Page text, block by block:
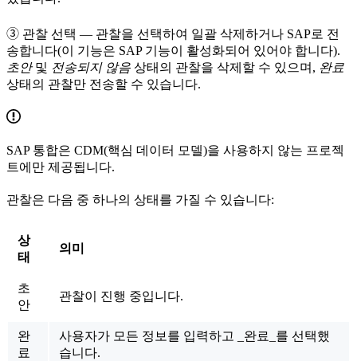
➂ 관찰 선택 — 관찰을 선택하여 일괄 삭제하거나 SAP로 전
송합니다(이 기능은 SAP 기능이 활성화되어 있어야 합니다).
초안및 전송되지 않음 상태의 관찰을 삭제할 수 있으며, 완료
상태의 관찰만 전송할 수 있습니다.
SAP 통합은 CDM(핵심 데이터 모델)을 사용하지 않는 프로젝
트에만 제공됩니다.
관찰은 다음 중 하나의 상태를 가질 수 있습니다:
상
태
의미
초
안
관찰이 진행 중입니다.
완
료
사용자가 모든 정보를 입력하고 _완료_를 선택했
습니다.